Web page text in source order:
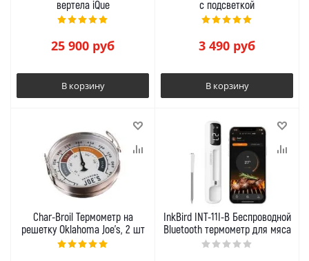
вертела iQue
25 900 руб
В корзину
с подсветкой
3 490 руб
В корзину
Char-Broil Термометр на
решетку Oklahoma Joe's, 2 шт
InkBird INT-11I-B Беспроводной
Bluetooth термометр для мяса